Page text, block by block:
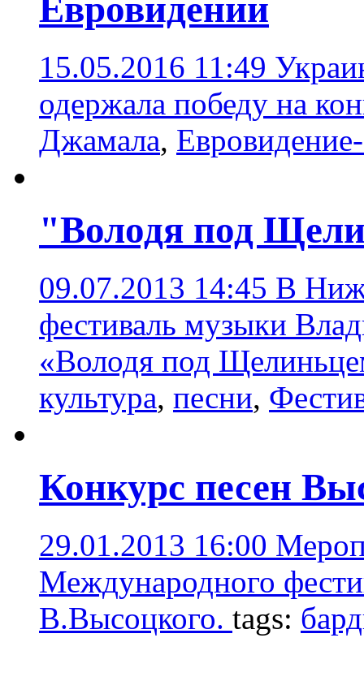
Евровидении
15.05.2016 11:49
одержала победу на
Джамала,
"Володя под
09.07.2013 14:45 В
фестиваль музыки
«Володя под
культура, песни,
Конкурс песен
29.01.2013 16:00
Международного
В.Высоцкого. tags: